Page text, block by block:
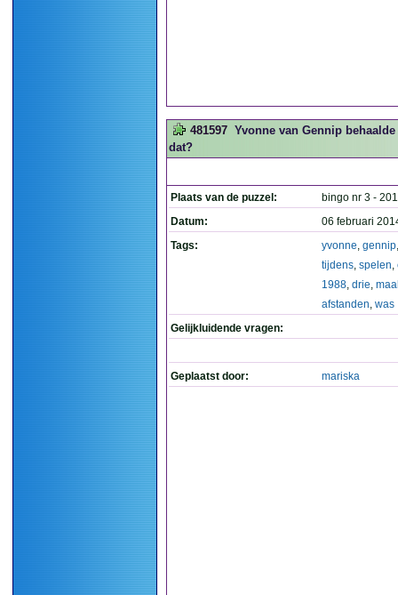
481597 Yvonne van Gennip
dat?
Plaats van de puzzel:
bingo nr 3 -
Datum:
06 februari
Tags:
yvonne, gennip
tijdens, spelen,
1988, drie,
afstanden, was
Gelijkluidende vragen:
Geplaatst door: mariska